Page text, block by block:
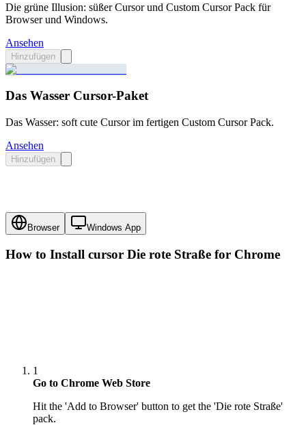
Die grüne Illusion: süßer Cursor und Custom Cursor Pack für
Browser und Windows.
Ansehen
Hinzufügen
Das Wasser Cursor-Paket
Das Wasser: soft cute Cursor im fertigen Custom Cursor Pack.
Ansehen
Hinzufügen
Browser Windows App
How to Install cursor Die rote Straße for Chrome
1
Go to Chrome Web Store
Hit the 'Add to Browser' button to get the 'Die rote Straße'
pack.